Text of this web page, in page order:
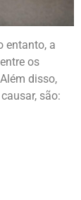
entanto, a
entre os
disso,
são: